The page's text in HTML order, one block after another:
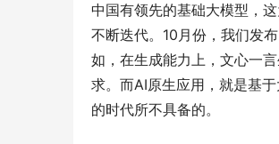
中国有领先的基础大模型，
不断迭代。10月份，我们发
如，在生成能力上，文心一
求。而AI原生应用，就是基
的时代所不具备的。